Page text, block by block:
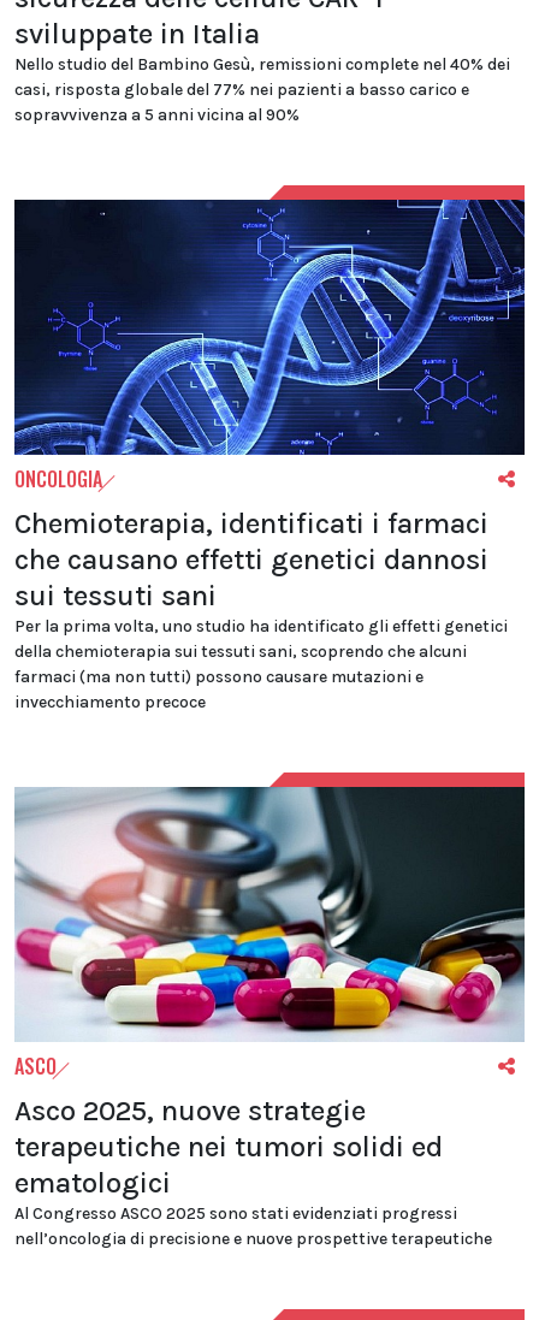
sviluppate in Italia
Nello studio del Bambino Gesù, remissioni complete nel 40% dei
casi, risposta globale del 77% nei pazienti a basso carico e
sopravvivenza a 5 anni vicina al 90%
ONCOLOGIA
Chemioterapia, identificati i farmaci
che causano effetti genetici dannosi
sui tessuti sani
Per la prima volta, uno studio ha identificato gli effetti genetici
della chemioterapia sui tessuti sani, scoprendo che alcuni
farmaci (ma non tutti) possono causare mutazioni e
invecchiamento precoce
ASCO
Asco 2025, nuove strategie
terapeutiche nei tumori solidi ed
ematologici
Al Congresso ASCO 2025 sono stati evidenziati progressi
nell’oncologia di precisione e nuove prospettive terapeutiche